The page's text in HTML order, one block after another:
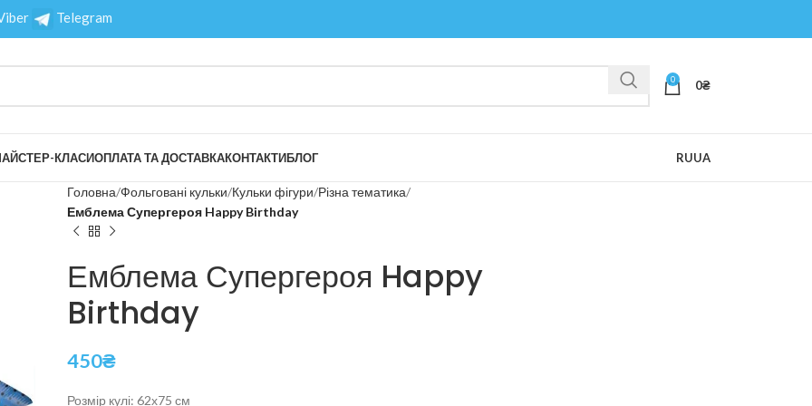
Telegram
0 0₴
КЛАСИОПЛАТА ТА ДОСТАВКАКОНТАКТИБЛОГ RUUA
Головна Фольговані кульки Кульки фігури Різна тематика
Емблема Супергероя Happy Birthday
Емблема Супергероя Happy
Birthday
450₴
Розмір кулі: 62х75 см